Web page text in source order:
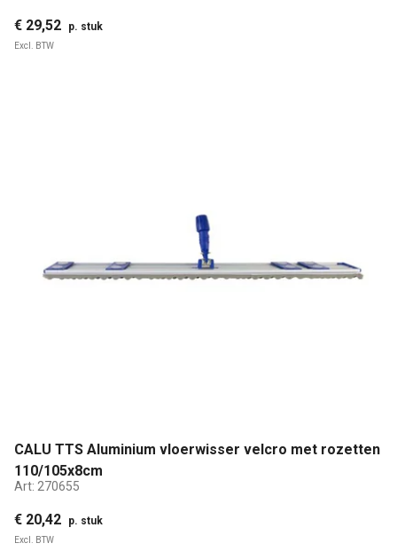
€ 29,52 p. stuk
Excl. BTW
CALU TTS Aluminium vloerwisser velcro met rozetten
110/105x8cm
Art: 270655
€ 20,42 p. stuk
Excl. BTW